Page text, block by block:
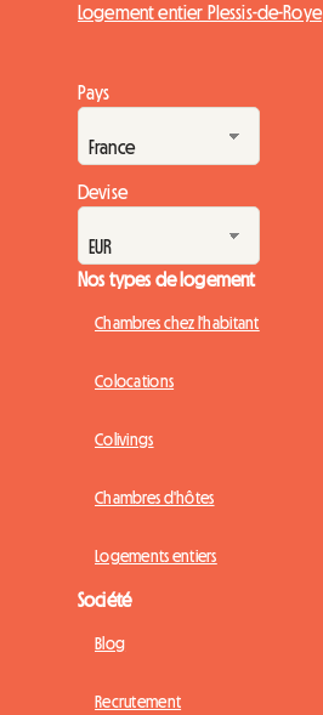
Logement entier Plessis-de-Roye
Pays
Devise
Nos types de logement
Chambres chez l'habitant
Colocations
Colivings
Chambres d'hôtes
Logements entiers
Société
Blog
Recrutement